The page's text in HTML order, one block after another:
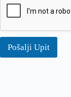
Pošalji Upit